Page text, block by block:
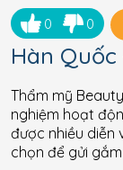
0 0
Hàn
Thẩm mỹ
nghiệm hoạt
được nhiều diễn
chọn để gửi